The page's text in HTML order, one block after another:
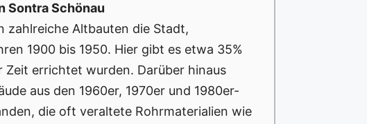
Sontra Schönau
zahlreiche Altbauten die Stadt,
1900 bis 1950. Hier gibt es etwa 35%
Zeit errichtet wurden. Darüber hinaus
aus den 1960er, 1970er und 1980er-
die oft veraltete Rohrmaterialien wie